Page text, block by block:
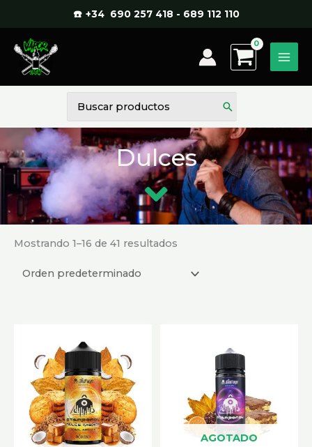
contenido
☎️ +34 690 257 418 - 689 112 110
por:
Dulces
Mostrando 1–16 de 41 resultados
AGOTADO